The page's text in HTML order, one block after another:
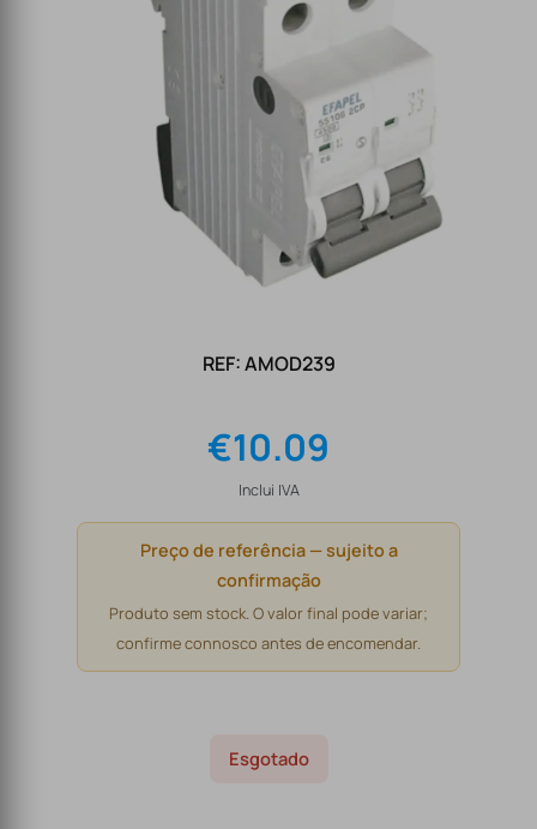
REF: AMOD239
€10.09
Inclui IVA
Preço de referência — sujeito a
confirmação
Produto sem stock. O valor final pode variar;
confirme connosco antes de encomendar.
Esgotado